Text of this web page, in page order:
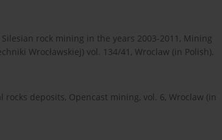
Silesian rock mining in the years 2003-2011, Mining
Wrocławskiej) vol. 134/41, Wroclaw (in Polish).
rocks deposits, Opencast mining, vol. 6, Wroclaw (in